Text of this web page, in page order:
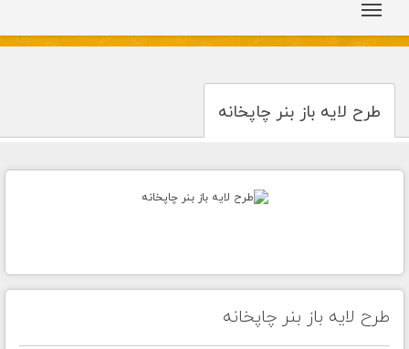
طرح لایه باز بنر چاپخانه
طرح لایه باز بنر چاپخانه